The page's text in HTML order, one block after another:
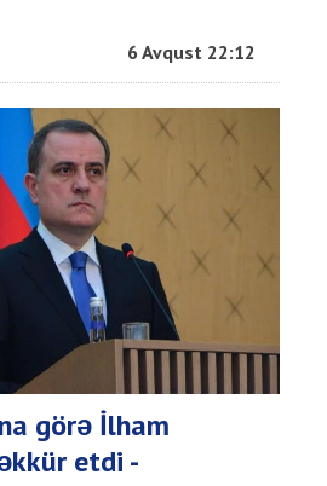
6 Avqust 22:12
görə İlham
etdi -